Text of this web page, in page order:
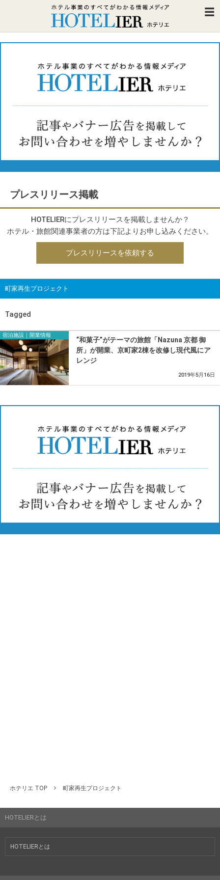
プレスリリース掲載
HOTELIERにプレスリリースを掲載しませんか？
ホテル・旅館関連事業者の方は下記よりお申し込みください。
プレスリリースを依頼する
町家再生プロジェクト
Tagged
宿泊施設｜開業情報
“和菓子”がテーマの旅館「Nazuna 京都 御
所」が開業、京町家2棟を改修し現代風にア
レンジ
2019年5月16日
ホテリエ TOP 町家再生プロジェクト
HOTELIERとは
HOTELIERとは